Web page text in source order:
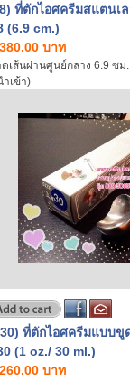
ที่ตักไอศครีมสแตนเ
(6.9 cm.)
บาท
เส้นผ่านศูนย์กลาง 6.9 ซม
เข้า)
ที่ตักไอศครีมแบบขู
(1 oz./ 30 ml.)
บาท